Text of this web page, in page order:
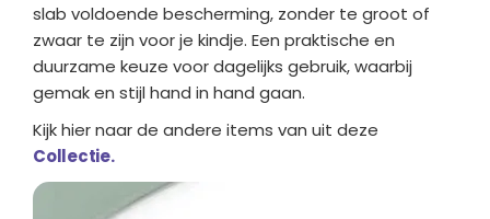
slab voldoende bescherming, zonder te groot of
zwaar te zijn voor je kindje. Een praktische en
duurzame keuze voor dagelijks gebruik, waarbij
gemak en stijl hand in hand gaan.
Kijk hier naar de andere items van uit deze
Collectie.